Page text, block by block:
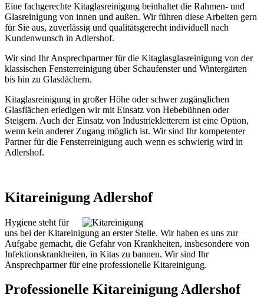
Eine fachgerechte Kitaglasreinigung beinhaltet die Rahmen- und
Glasreinigung von innen und außen. Wir führen diese Arbeiten gern
für Sie aus, zuverlässig und qualitätsgerecht individuell nach
Kundenwunsch in Adlershof.
Wir sind Ihr Ansprechpartner für die Kitaglasglasreinigung von der
klassischen Fensterreinigung über Schaufenster und Wintergärten
bis hin zu Glasdächern.
Kitaglasreinigung in großer Höhe oder schwer zugänglichen
Glasflächen erledigen wir mit Einsatz von Hebebühnen oder
Steigern. Auch der Einsatz von Industriekletterern ist eine Option,
wenn kein anderer Zugang möglich ist. Wir sind Ihr kompetenter
Partner für die Fensterreinigung auch wenn es schwierig wird in
Adlershof.
Kitareinigung Adlershof
Hygiene steht für
uns bei der Kitareinigung an erster Stelle. Wir haben es uns zur
Aufgabe gemacht, die Gefahr von Krankheiten, insbesondere von
Infektionskrankheiten, in Kitas zu bannen. Wir sind Ihr
Ansprechpartner für eine professionelle Kitareinigung.
Professionelle Kitareinigung Adlershof